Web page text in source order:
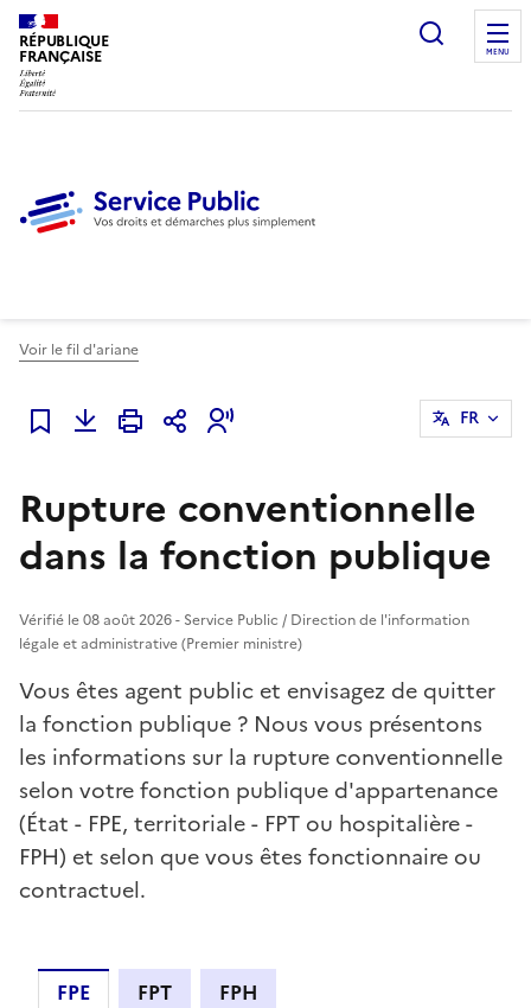
RÉPUBLIQUE
FRANÇAISE
Ouvrir
MENU
Voir le fil d'ariane
Ajouter à mes favoris
FR
Rupture conventionnelle
dans la fonction publique
Vérifié le 08 août 2026 - Service Public / Direction de l'information
légale et administrative (Premier ministre)
Vous êtes agent public et envisagez de quitter
la fonction publique ? Nous vous présentons
les informations sur la rupture conventionnelle
selon votre fonction publique d'appartenance
(État - FPE, territoriale - FPT ou hospitalière -
FPH) et selon que vous êtes fonctionnaire ou
contractuel.
FPE FPT FPH